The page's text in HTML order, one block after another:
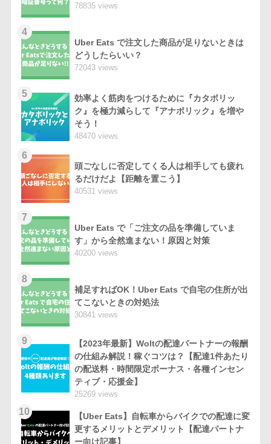
78835 views
4
Uber Eats で注文した商品が足りないときは
どうしたらいい？
72043 views
5
効率よく筋肉をつけるために『カタボリッ
ク』を極力減らして『アナボリック』を増や
そう！
48470 views
6
頭ごなしに否定してくる人は相手しても疲れ
るだけだよ【距離を置こう】
40531 views
7
Uber Eats で「ご注文の品を準備していま
す」から全然進まない！原因と対策
40200 views
8
補足すればOK！Uber Eats で自宅の住所が出
てこないときの対処法
30841 views
9
【2023年最新】Woltの配達パートナーの報酬
の仕組み解説！稼ぐコツは？【配達1件あたり
の配送料・時間限定ボーナス・各種インセン
ティブ・応援金】
25269 views
10
【Uber Eats】自転車からバイクでの配達に変
更するメリットとデメリット【配達パートナ
ー向け記事】